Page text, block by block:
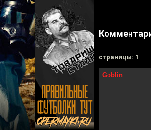
cтраницы: 1
Goblin